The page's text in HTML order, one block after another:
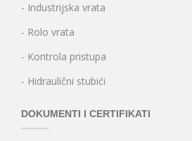
- Industrijska vrata
- Rolo vrata
- Kontrola pristupa
- Hidraulični stubići
DOKUMENTI I CERTIFIKATI